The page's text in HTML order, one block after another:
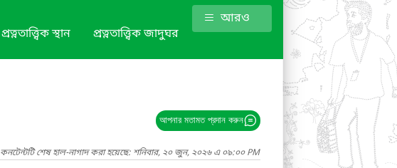
প্রত্নতাত্ত্বিক স্থান প্রত্নতাত্ত্বিক জাদুঘর
আরও
আপনার মতামত প্রদান করুন
কনটেন্টটি শেষ হাল-নাগাদ করা হয়েছে: শনিবার, ২০ জুন, ২০২৬ এ ০৯:০০ PM